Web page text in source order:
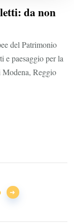
da non
del Patrimonio
e paesaggio per la
Reggio